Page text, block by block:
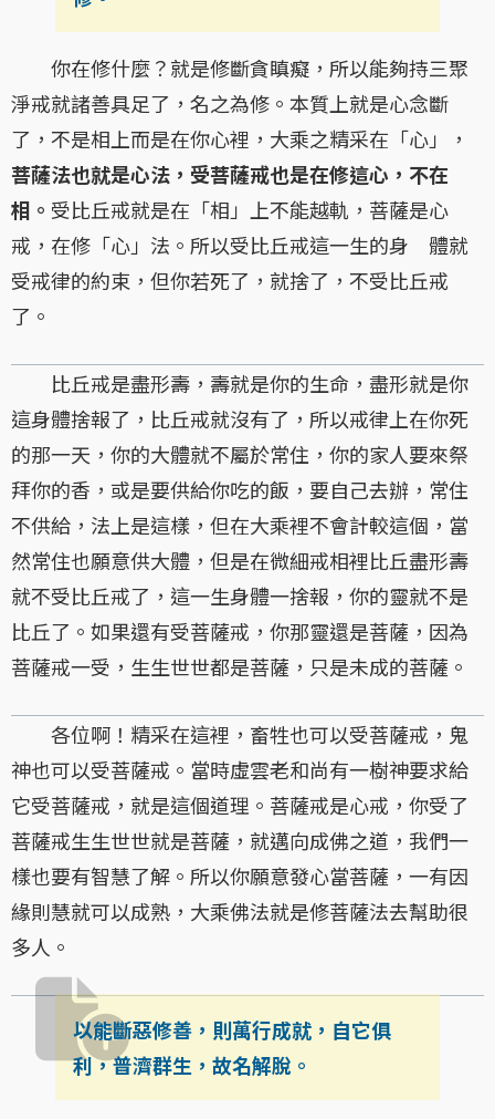
你在修什麼？就是修斷貪瞋癡，所以能夠持三聚
淨戒就諸善具足了，名之為修。本質上就是心念斷
了，不是相上而是在你心裡，大乘之精采在「心」，
菩薩法也就是心法，受菩薩戒也是在修這心，不在
相。 受比丘戒就是在「相」上不能越軌，菩薩是心
戒，在修「心」法。所以受比丘戒這一生的身 體就
受戒律的約束，但你若死了，就捨了，不受比丘戒
了。
比丘戒是盡形壽，壽就是你的生命，盡形就是你
這身體捨報了，比丘戒就沒有了，所以戒律上在你死
的那一天，你的大體就不屬於常住，你的家人要來祭
拜你的香，或是要供給你吃的飯，要自己去辦，常住
不供給，法上是這樣，但在大乘裡不會計較這個，當
然常住也願意供大體，但是在微細戒相裡比丘盡形壽
就不受比丘戒了，這一生身體一捨報，你的靈就不是
比丘了。如果還有受菩薩戒，你那靈還是菩薩，因為
菩薩戒一受，生生世世都是菩薩，只是未成的菩薩。
各位啊！精采在這裡，畜牲也可以受菩薩戒，鬼
神也可以受菩薩戒。當時虛雲老和尚有一樹神要求給
它受菩薩戒，就是這個道理。菩薩戒是心戒，你受了
菩薩戒生生世世就是菩薩，就邁向成佛之道，我們一
樣也要有智慧了解。所以你願意發心當菩薩，一有因
緣則慧就可以成熟，大乘佛法就是修菩薩法去幫助很
多人。
以能斷惡修善，則萬行成就，自它俱
利，普濟群生，故名解脫。